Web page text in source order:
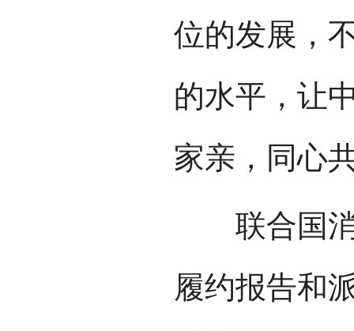
位的发展，
的水平，让
家亲，同心
联合国消
履约报告和